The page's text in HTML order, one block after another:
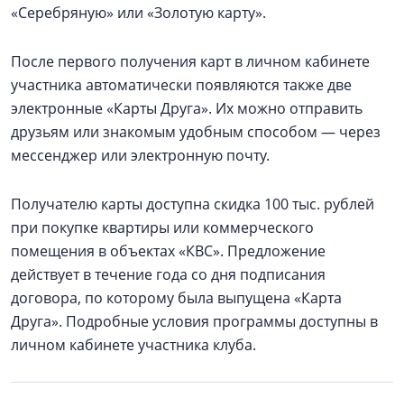
«Серебряную» или «Золотую карту».
После первого получения карт в личном кабинете
участника автоматически появляются также две
электронные «Карты Друга». Их можно отправить
друзьям или знакомым удобным способом — через
мессенджер или электронную почту.
Получателю карты доступна скидка 100 тыс. рублей
при покупке квартиры или коммерческого
помещения в объектах «КВС». Предложение
действует в течение года со дня подписания
договора, по которому была выпущена «Карта
Друга». Подробные условия программы доступны в
личном кабинете участника клуба.